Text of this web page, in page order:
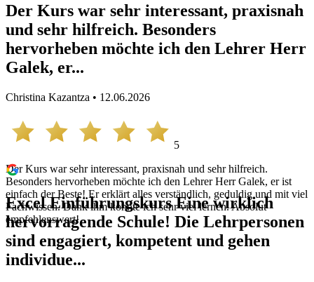
Der Kurs war sehr interessant, praxisnah
und sehr hilfreich. Besonders
hervorheben möchte ich den Lehrer Herr
Galek, er...
Christina Kazantza • 12.06.2026
5
Der Kurs war sehr interessant, praxisnah und sehr hilfreich.
Besonders hervorheben möchte ich den Lehrer Herr Galek, er ist
einfach der Beste! Er erklärt alles verständlich, geduldig und mit viel
Fachwissen. Dank ihm konnte ich sehr viel lernen. Absolut
empfehlenswert!
Excel Einführungskurs Eine wirklich
hervorragende Schule! Die Lehrpersonen
sind engagiert, kompetent und gehen
individue...